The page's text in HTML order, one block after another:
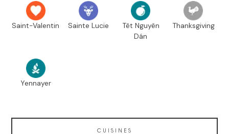
Saint-Valentin Sainte Lucie
Têt Nguyên
Dán
Thanksgiving
Yennayer
CUISINES